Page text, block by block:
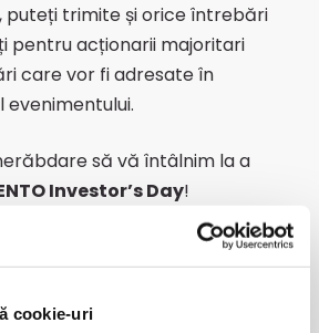
cookie-uri
puteți trimite și orice întrebări
pentru acționarii majoritari
care vor fi adresate în
să vă întâlnim la a
Investor’s Day!